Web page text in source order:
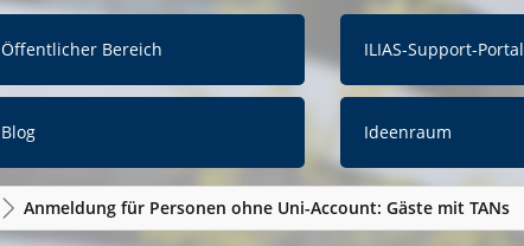
Öffentlicher Bereich
Blog
ILIAS-Support-Portal
Ideenraum
Anmeldung für Personen ohne Uni-Account: Gäste mit TANs